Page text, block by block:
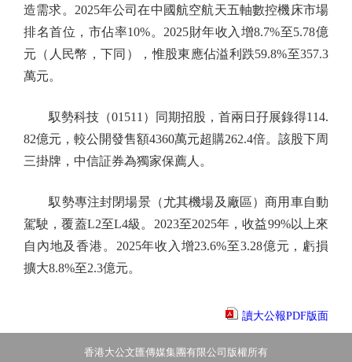
造需求。2025年公司在中國航空航天五軸數控機床市場
排名首位，市佔率10%。2025財年收入增8.7%至5.78億
元（人民幣，下同），惟股東應佔溢利跌59.8%至357.3
萬元。
馭勢科技（01511）同期招股，首兩日孖展錄得114.
82億元，較公開發售額4360萬元超購262.4倍。該股下周
三掛牌，中信証券為獨家保薦人。
馭勢專注封閉場景（尤其機場及廠區）商用車自動
駕駛，覆蓋L2至L4級。2023至2025年，收益99%以上來
自內地及香港。2025年收入增23.6%至3.28億元，虧損
擴大8.8%至2.3億元。
讀大公報PDF版面
香港大公文匯傳媒集團有限公司版權所有